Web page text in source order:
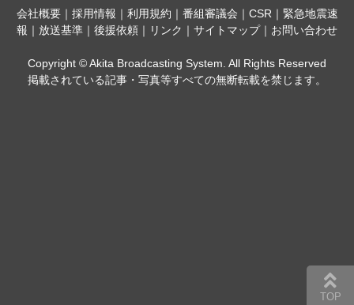
会社概要｜ 採用情報 ｜ 利用規約 ｜ 番組審議会 ｜ CSR｜ 緊急地震速
報 ｜ 放送基準 ｜ 後援依頼 ｜ リンク ｜ サイトマップ｜ お問い合わせ
Copyright © Akita Broadcasting System. All Rights Reserved
掲載されている記事・写真等すべての無断転載を禁じます。